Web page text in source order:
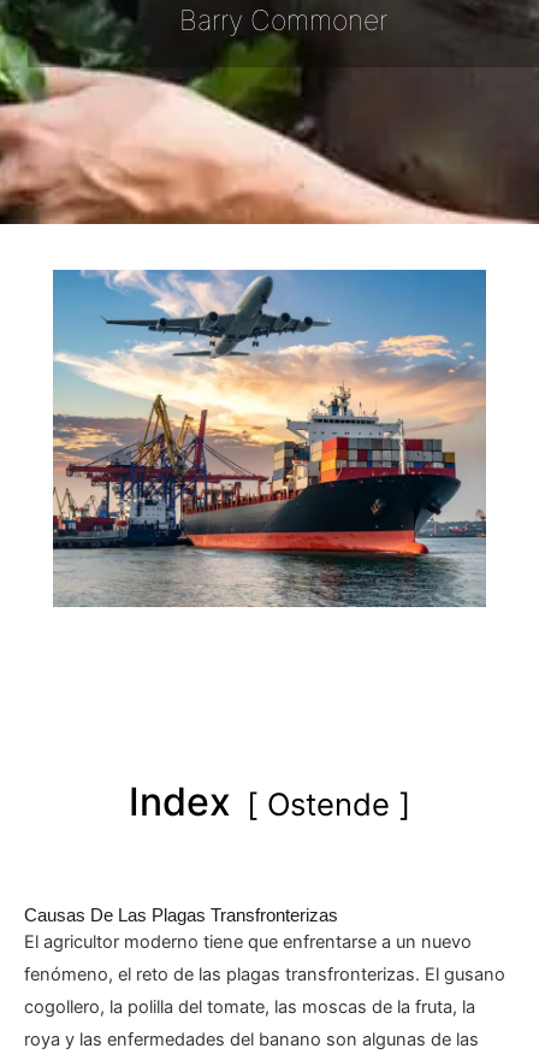
Barry Commoner
Index Ostende
Causas De Las Plagas Transfronterizas
El agricultor moderno tiene que enfrentarse a un nuevo
fenómeno, el reto de las plagas transfronterizas. El gusano
cogollero, la polilla del tomate, las moscas de la fruta, la
roya y las enfermedades del banano son algunas de las